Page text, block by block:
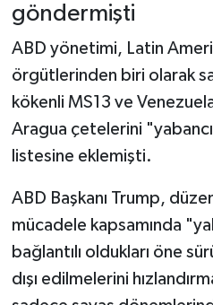
göndermişti
ABD yönetimi, Latin
örgütlerinden biri olarak
kökenli MS13 ve
Aragua çetelerini
listesine eklemişti.
ABD Başkanı Trump,
mücadele kapsamında
bağlantılı oldukları öne
dışı edilmelerini